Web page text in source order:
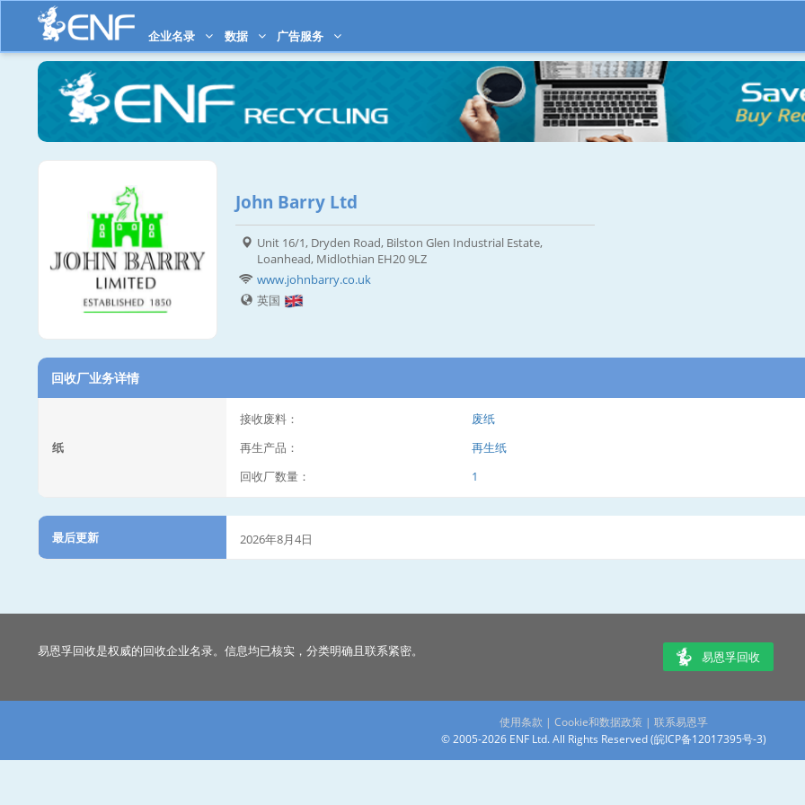
企业名录 数据 广告服务
John Barry Ltd
Unit 16/1, Dryden Road, Bilston Glen Industrial Estate,
Loanhead, Midlothian EH20 9LZ
www.johnbarry.co.uk
英国
回收厂业务详情
纸
接收废料：
废纸
再生产品：
再生纸
回收厂数量：
1
最后更新 2026年8月4日
易恩孚回收是权威的回收企业名录。信息均已核实，分类明确且联系紧密。 易恩孚回收
使用条款 | Cookie和数据政策 | 联系易恩孚
© 2005-2026 ENF Ltd. All Rights Reserved (皖ICP备12017395号-3)